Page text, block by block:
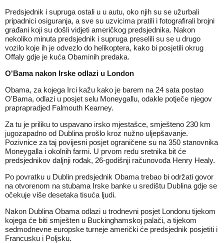
Predsjednik i supruga ostali u u autu, oko njih su se užurbali
pripadnici osiguranja, a sve su uzvicima pratili i fotografirali brojni
građani koji su došli vidjeti američkog predsjednika. Nakon
nekoliko minuta predsjednik i supruga preselili su se u drugo
vozilo koje ih je odvezlo do helikoptera, kako bi posjetili okrug
Offaly gdje je kuća Obaminih predaka.
O'Bama nakon Irske odlazi u London
Obama, za kojega Irci kažu kako je barem na 24 sata postao
O'Bama, odlazi u posjet selu Moneygallu, odakle potječe njegov
praprapradjed Falmouth Kearney.
Za tu je priliku to uspavano irsko mjestašce, smješteno 230 km
jugozapadno od Dublina prošlo kroz nužno uljepšavanje.
Pozivnice za taj povijesni posjet ograničene su na 350 stanovnika
Moneygalla i okolnih farmi. U prvom redu sretnika bit će
predsjednikov daljnji rođak, 26-godišnji računovođa Henry Healy.
Po povratku u Dublin predsjednik Obama trebao bi održati govor
na otvorenom na stubama Irske banke u središtu Dublina gdje se
očekuje više desetaka tisuća ljudi.
Nakon Dublina Obama odlazi u trodnevni posjet Londonu tijekom
kojega će biti smješten u Buckinghamskoj palači, a tijekom
sedmodnevne europske turneje američki će predsjednik posjetiti i
Francusku i Poljsku.